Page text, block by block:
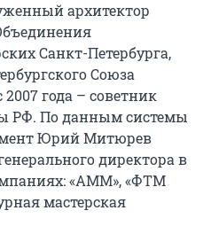
архитектор
Санкт-Петербурга,
Союза
2007 года – советник
РФ. По данным системы
Юрий Митюрев
директора в
«АММ», «ФТМ
мастерская